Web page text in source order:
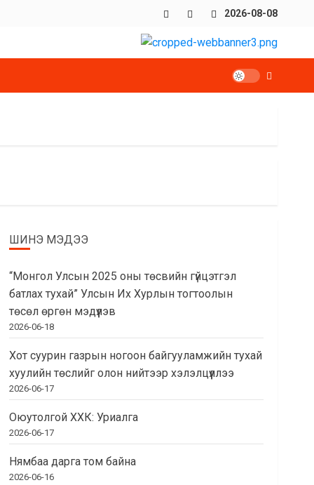
Facebook
x Youtube
2026-08-08
ШИНЭ МЭДЭЭ
“Монгол Улсын 2025 оны төсвийн гүйцэтгэл
батлах тухай” Улсын Их Хурлын тогтоолын
төсөл өргөн мэдүүлэв
2026-06-18
Хот суурин газрын ногоон байгууламжийн тухай
хуулийн төслийг олон нийтээр хэлэлцүүллээ
2026-06-17
Оюутолгой ХХК: Уриалга
2026-06-17
Нямбаа дарга том байна
2026-06-16